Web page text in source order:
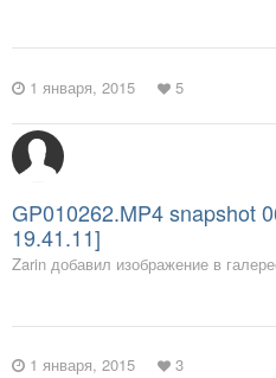
1 января, 2015 5
GP010262.MP4 snapshot
19.41.11]
Zarin добавил изображение в
1 января, 2015 3